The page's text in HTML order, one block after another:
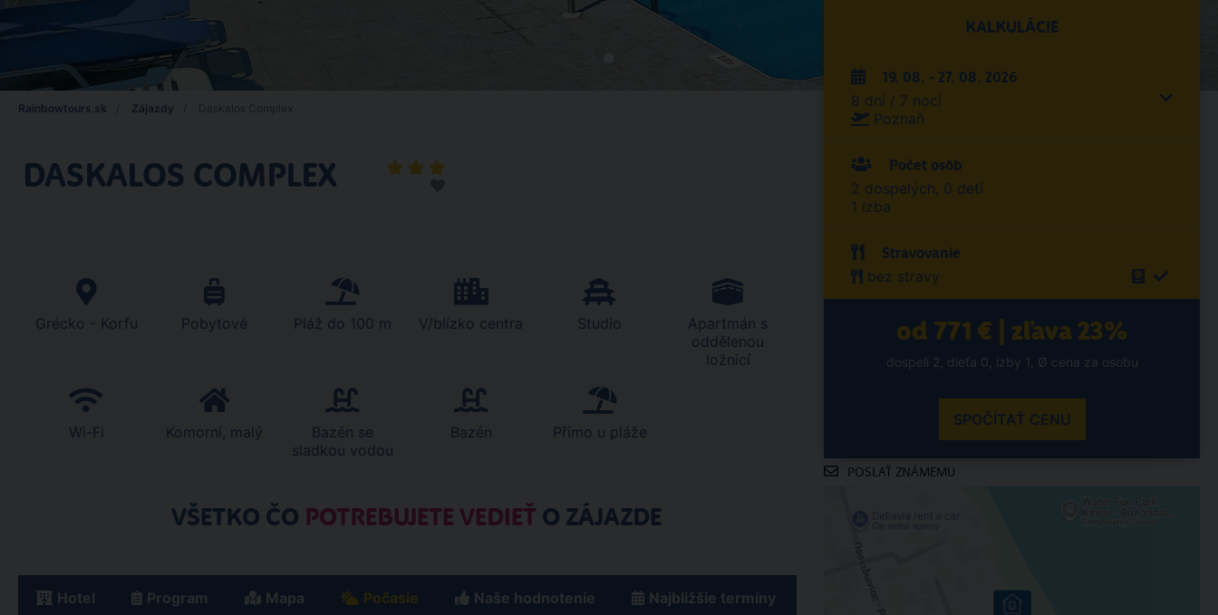
Rainbowtours.sk Zájazdy
DASKALOS COMPLEX
Grécko - Korfu Pobytové Pláž do 100 m V/blízko centra Studio
Apartmán s
oddělenou
ložnicí
Wi-Fi Komorní, malý
Bazén se
sladkou vodou
Bazén Přímo u pláže
VŠETKO ČO POTREBUJETE VEDIEŤ O ZÁJAZDE
Hotel Program Mapa Počasie Naše hodnotenie Najbližšie termíny
KALKULÁCIE
19. 08. - 27. 08. 2026
8 dní / 7 nocí
Poznaň
Počet osôb
2 dospelých, 0 detí
1 izba
Stravovanie
bez stravy
od 771 € | zľava 23%
dospelí 2, dieťa 0, izby 1, Ø cena za osobu
SPOČÍTAŤ CENU
POSLAŤ ZNÁMEMU